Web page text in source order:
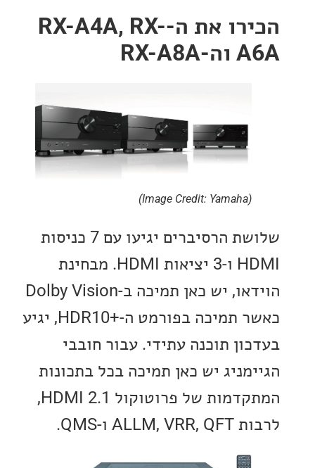
הכירו את ה-RX-A4A, RX-
שלושת הרסיברים יגיעו עם 7 כניסות
HDMI ו-3 יציאות HDMI. מבחינת
הוידאו, יש כאן תמיכה ב-Dolby Vision
כאשר תמיכה בפורמט ה-+HDR10, יגיע
תוכנה עתידי. עבור חובבי
יש כאן תמיכה בכל בתכונות
המתקדמות של פרוטוקול HDMI 2.1,